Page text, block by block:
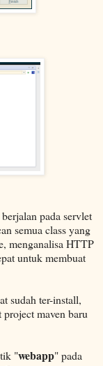
pada servlet
semua class yang
menganalisa HTTP
untuk membuat
sudah ter-install,
project maven baru
"webapp" pada